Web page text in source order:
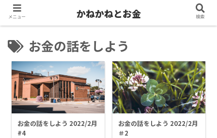
お金の話をしよう
お金の話をしよう 2022/2月
#4
お金の話をしよう 2022/2月
＃2
メニュー かねかねとお金 検索